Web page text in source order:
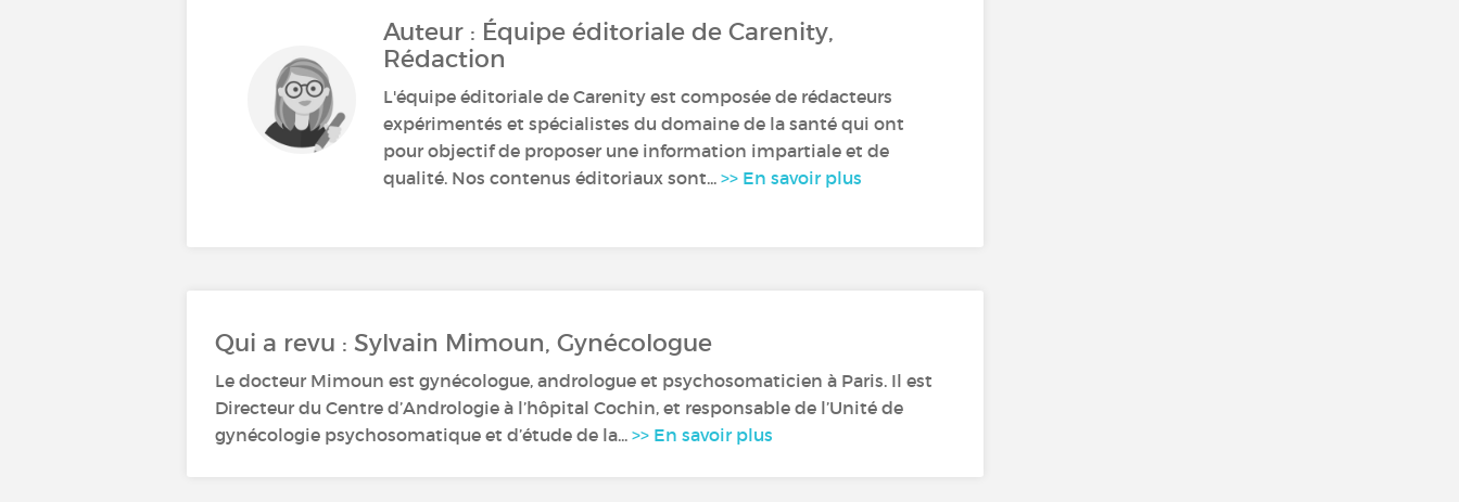
Auteur : Équipe éditoriale de Carenity,
Rédaction
L'équipe éditoriale de Carenity est composée de rédacteurs
expérimentés et spécialistes du domaine de la santé qui ont
pour objectif de proposer une information impartiale et de
qualité. Nos contenus éditoriaux sont... >> En savoir plus
Qui a revu : Sylvain Mimoun, Gynécologue
Le docteur Mimoun est gynécologue, andrologue et psychosomaticien à Paris. Il est
Directeur du Centre d’Andrologie à l’hôpital Cochin, et responsable de l’Unité de
gynécologie psychosomatique et d’étude de la... >> En savoir plus